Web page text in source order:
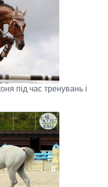
під час тренувань і